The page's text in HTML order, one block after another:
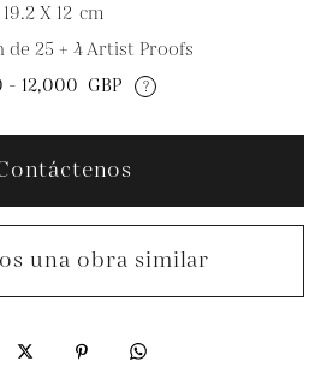
X 12 cm
de 25 + 4 Artist Proofs
- 12,000 GBP ?
una obra similar